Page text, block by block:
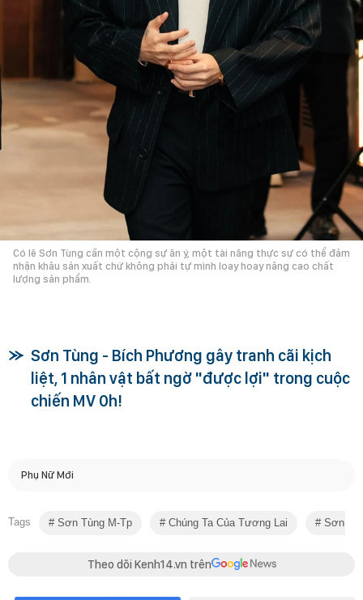
Có lẽ Sơn Tùng cần một cộng sự ăn ý, một tài năng thực sự có thể đảm
nhận khâu sản xuất chứ không phải tự mình loay hoay nâng cao chất
lượng sản phẩm.
Sơn Tùng - Bích Phương gây tranh cãi kịch
liệt, 1 nhân vật bất ngờ "được lợi" trong cuộc
chiến MV 0h!
Phụ Nữ Mới
Tags Sơn Tùng M-Tp Chúng Ta Của Tương Lai Sơn
Theo dõi Kenh14.vn trên